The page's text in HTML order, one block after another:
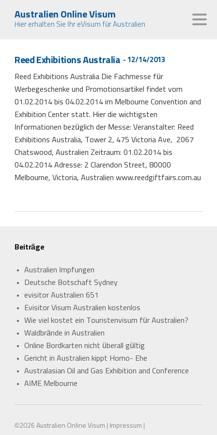
Australien Online Visum
Hier erhalten Sie Ihr eVisum für Australien
Reed Exhibitions Australia - 12/14/2013
Reed Exhibitions Australia Die Fachmesse für
Werbegeschenke und Promotionsartikel findet vom
01.02.2014 bis 04.02.2014 im Melbourne Convention and
Exhibition Center statt. Hier die wichtigsten
Informationen bezüglich der Messe: Veranstalter: Reed
Exhibitions Australia, Tower 2, 475 Victoria Ave, 2067
Chatswood, Australien Zeitraum: 01.02.2014 bis
04.02.2014 Adresse: 2 Clarendon Street, 80000
Melbourne, Victoria, Australien www.reedgiftfairs.com.au
Beiträge
Australien Impfungen
Deutsche Botschaft Sydney
evisitor Australien 651
Evisitor Visum Australien kostenlos
Wie viel kostet ein Touristenvisum für Australien?
Waldbrände in Australien
Online Bordkarten nicht überall gültig
Gericht in Australien kippt Homo- Ehe
Australasian Oil and Gas Exhibition and Conference
AIME Melbourne
©2026 Australien Online Visum | Impressum |